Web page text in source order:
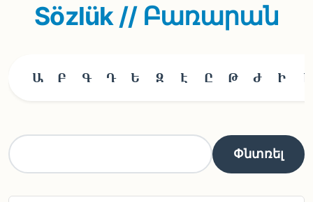
Sözlük // Բառարան
Ա Բ Գ Դ Ե Զ Է Ը Թ Ժ Ի Լ